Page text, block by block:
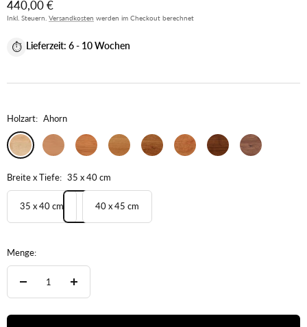
Angebotspreis
440,00 €
Inkl. Steuern. Versandkosten werden im Checkout berechnet
⏱ Lieferzeit: 6 - 10 Wochen
Holzart: Ahorn
Ahorn
Buche KernbucheEiche WildeicheKirschbaumNussbaumWildnuss
Breite x Tiefe: 35 x 40 cm
35 x 40 cm 40 x 45 cm
Menge:
Menge
Menge